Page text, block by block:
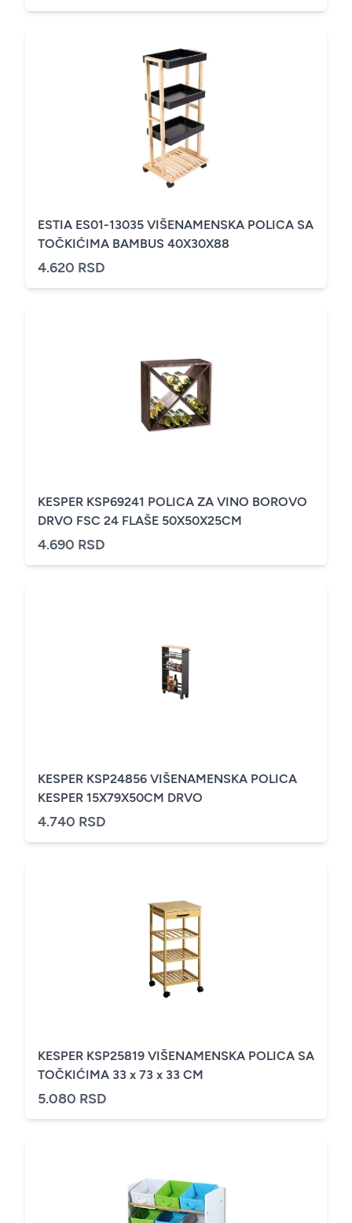
ESTIA ES01-13035 VIŠENAMENSKA POLICA SA
TOČKIĆIMA BAMBUS 40X30X88
4.620 RSD
KESPER KSP69241 POLICA ZA VINO BOROVO
DRVO FSC 24 FLAŠE 50X50X25CM
4.690 RSD
KESPER KSP24856 VIŠENAMENSKA POLICA
KESPER 15X79X50CM DRVO
4.740 RSD
KESPER KSP25819 VIŠENAMENSKA POLICA SA
TOČKIĆIMA 33 x 73 x 33 CM
5.080 RSD